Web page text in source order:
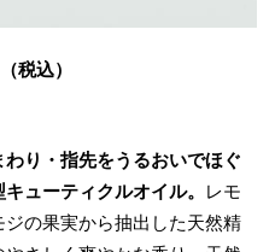
税込）
り・指先をうるおいでほぐ
ューティクルオイル。
レモ
の果実から抽出した天然精